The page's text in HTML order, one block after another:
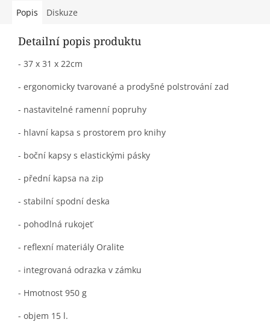
Popis Diskuze
Detailní popis produktu
- 37 x 31 x 22cm
- ergonomicky tvarované a prodyšné polstrování zad
- nastavitelné ramenní popruhy
- hlavní kapsa s prostorem pro knihy
- boční kapsy s elastickými pásky
- přední kapsa na zip
- stabilní spodní deska
- pohodlná rukojeť
- reflexní materiály Oralite
- integrovaná odrazka v zámku
- Hmotnost 950 g
- objem 15 l.